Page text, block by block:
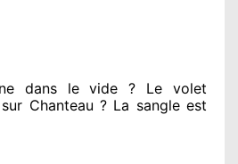
dans le vide ? Le volet
Chanteau ? La sangle est